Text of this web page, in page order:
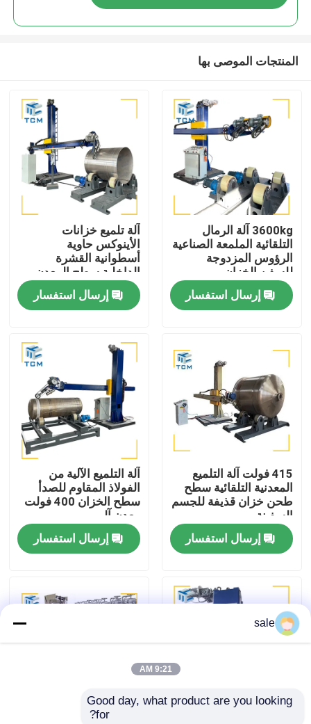
حولنا
جولة في المصنع
مراقبة الجودة
اتصل بنا
أخبار
القضايا
المنتجات الموصى بها
3600kg آلة الرمال
التلقائية الملمعة الصناعية
الرؤوس المزدوجة
للسفن الخزان
إرسال استفسار
آلة تلميع خزانات
الأينوكس حاوية
أسطوانية القشرة
الداخلية سطح المعدن
طحن البولندي
إرسال استفسار
415 فولت آلة التلميع
المعدنية التلقائية سطح
طحن خزان قذيفة للجسم
السفينة
إرسال استفسار
آلة التلميع الآلية من
الفولاذ المقاوم للصدأ
سطح الخزان 400 فولت
معدن آلي
إرسال استفسار
آلة طلاء سطح المصفاة
sale
9:21 AM
Good day, what product are you looking
for?